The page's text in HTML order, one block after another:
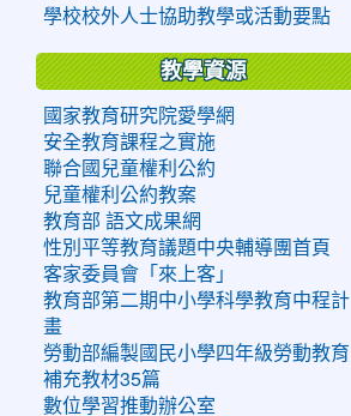
學校校外人士協助教學或活動要點
教學資源
國家教育研究院愛學網
安全教育課程之實施
聯合國兒童權利公約
兒童權利公約教案
教育部 語文成果網
性別平等教育議題中央輔導團首頁
客家委員會「來上客」
教育部第二期中小學科學教育中程計
畫
勞動部編製國民小學四年級勞動教育
補充教材35篇
數位學習推動辦公室